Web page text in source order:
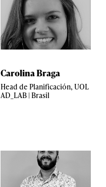
Carolina Braga
Head de Planificación, UOL
AD_LAB | Brasil